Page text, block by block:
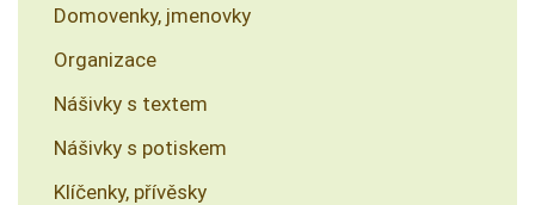
Domovenky, jmenovky
Organizace
Nášivky s textem
Nášivky s potiskem
Klíčenky, přívěsky